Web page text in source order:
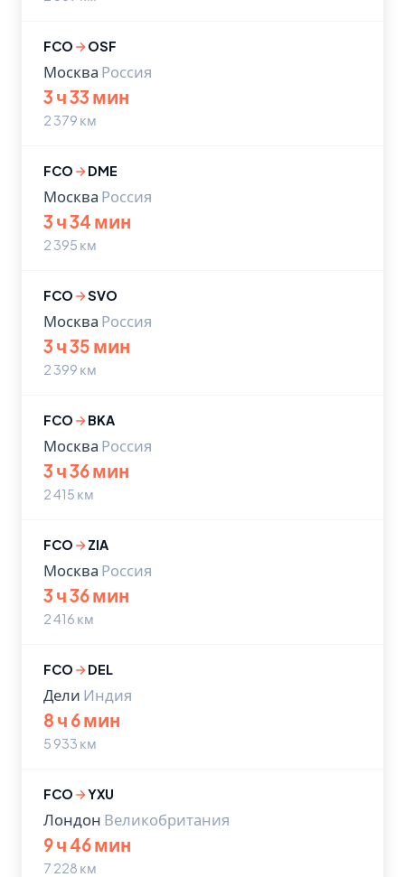
FCO OSF
Москва Россия
3 ч 33 мин
2 379 км
FCO DME
Москва Россия
3 ч 34 мин
2 395 км
FCO SVO
Москва Россия
3 ч 35 мин
2 399 км
FCO BKA
Москва Россия
3 ч 36 мин
2 415 км
FCO ZIA
Москва Россия
3 ч 36 мин
2 416 км
FCO DEL
Дели Индия
8 ч 6 мин
5 933 км
FCO YXU
Лондон Великобритания
9 ч 46 мин
7 228 км